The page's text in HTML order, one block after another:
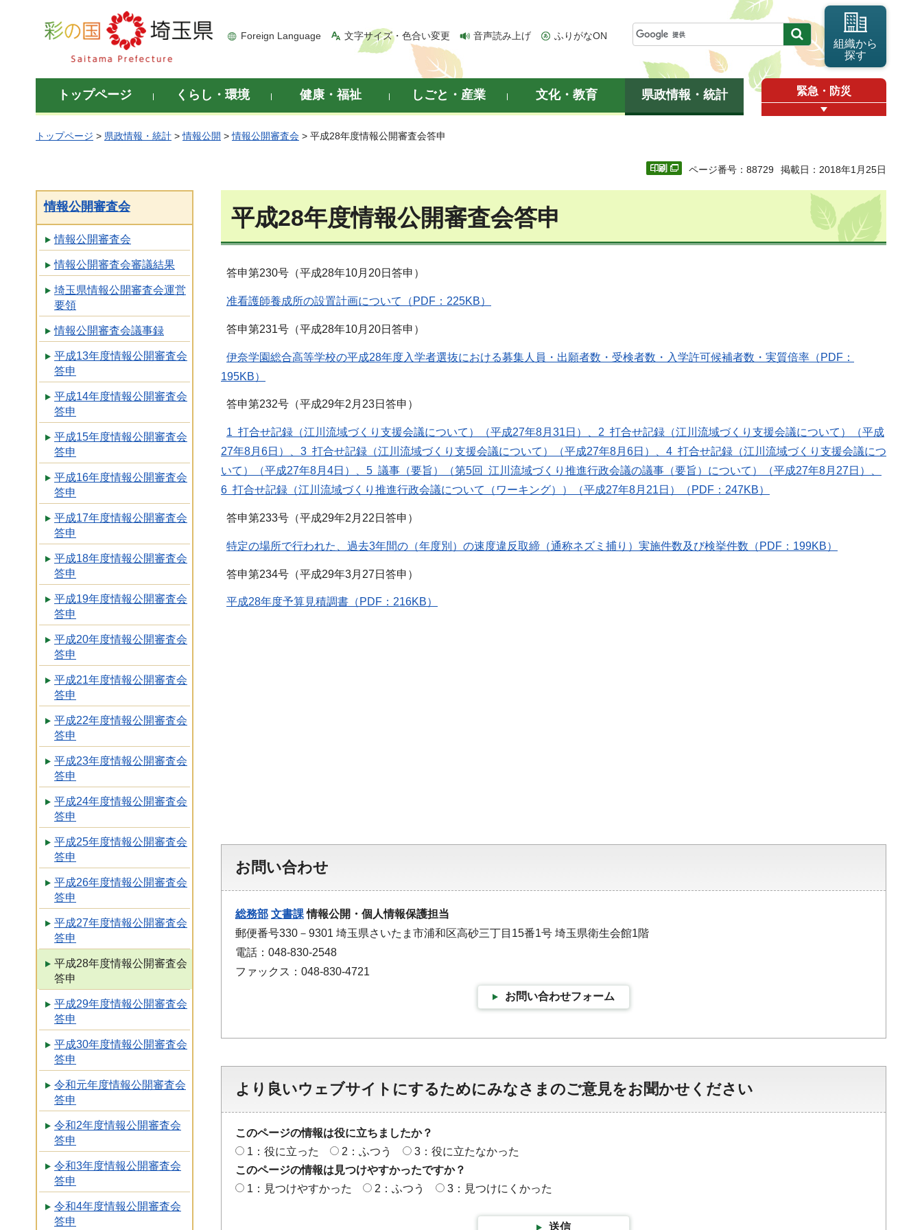
彩の国 埼玉県
Foreign Language 文字サイズ・色合い変更 音声読み上げ ふりがなON
組織から
探す
トップページ くらし・環境 健康・福祉 しごと・産業 文化・教育 県政情報・統計 緊急・防災
トップページ > 県政情報・統計 >情報公開 >情報公開審査会 > 平成28年度情報公開審査会答申
ページ番号：88729 掲載日：2018年1月25日
情報公開審査会
情報公開審査会
情報公開審査会審議結果
埼玉県情報公開審査会運営
要領
情報公開審査会議事録
平成13年度情報公開審査会
答申
平成14年度情報公開審査会
答申
平成15年度情報公開審査会
答申
平成16年度情報公開審査会
答申
平成17年度情報公開審査会
答申
平成18年度情報公開審査会
答申
平成19年度情報公開審査会
答申
平成20年度情報公開審査会
答申
平成21年度情報公開審査会
答申
平成22年度情報公開審査会
答申
平成23年度情報公開審査会
答申
平成24年度情報公開審査会
答申
平成25年度情報公開審査会
答申
平成26年度情報公開審査会
答申
平成27年度情報公開審査会
答申
平成28年度情報公開審査会
答申
平成29年度情報公開審査会
答申
平成30年度情報公開審査会
答申
令和元年度情報公開審査会
答申
令和2年度情報公開審査会
答申
令和3年度情報公開審査会
答申
令和4年度情報公開審査会
答申
平成28年度情報公開審査会答申
答申第230号（平成28年10月20日答申）
准看護師養成所の設置計画について（PDF：225KB）
答申第231号（平成28年10月20日答申）
伊奈学園総合高等学校の平成28年度入学者選抜における募集人員・出願者数・受検者数・入学許可候補者数・実質倍率（PDF：
195KB）
答申第232号（平成29年2月23日答申）
1 打合せ記録（江川流域づくり支援会議について）（平成27年8月31日）、2 打合せ記録（江川流域づくり支援会議について）（平成
27年8月6日）、3 打合せ記録（江川流域づくり支援会議について）（平成27年8月6日）、4 打合せ記録（江川流域づくり支援会議につ
いて）（平成27年8月4日）、5 議事（要旨）（第5回 江川流域づくり推進行政会議の議事（要旨）について）（平成27年8月27日）、
6 打合せ記録（江川流域づくり推進行政会議について（ワーキング））（平成27年8月21日）（PDF：247KB）
答申第233号（平成29年2月22日答申）
特定の場所で行われた、過去3年間の（年度別）の速度違反取締（通称ネズミ捕り）実施件数及び検挙件数（PDF：199KB）
答申第234号（平成29年3月27日答申）
平成28年度予算見積調書（PDF：216KB）
お問い合わせ
総務部 文書課情報公開・個人情報保護担当
郵便番号330－9301 埼玉県さいたま市浦和区高砂三丁目15番1号 埼玉県衛生会館1階
電話：048-830-2548
ファックス：048-830-4721
お問い合わせフォーム
より良いウェブサイトにするためにみなさまのご意見をお聞かせください
このページの情報は役に立ちましたか？
1：役に立った
2：ふつう
3：役に立たなかった
このページの情報は見つけやすかったですか？
1：見つけやすかった
2：ふつう 3：見つけにくかった
送信